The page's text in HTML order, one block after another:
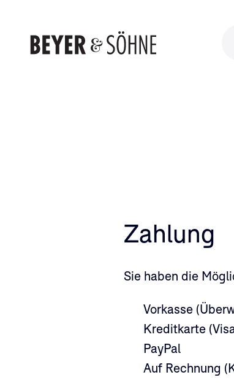
Zahlung
Sie haben die
Vorkasse
Kreditkarte
PayPal
Auf Rechnung